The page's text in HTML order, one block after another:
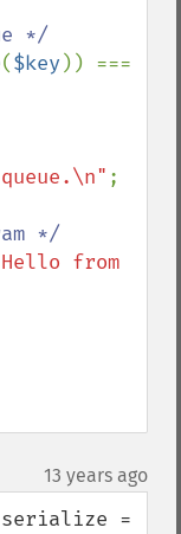
($key
;
from
13 years ago
(serialize =